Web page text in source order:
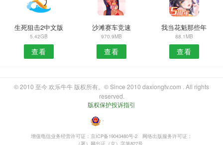
生死狙击2中文版
5.42GB
查看
沙滩赛车竞速
970.9MB
查看
我当花魁那些年
88.1MB
查看
© 2010 至今 欢乐牛牛 版权所有。© Since 2010 daxiongtv.com . All rights
reserved.
版权保护投诉指引
・
增值电信业务经营许可证：京ICP备19043480号-2
网络出版服务许可证：